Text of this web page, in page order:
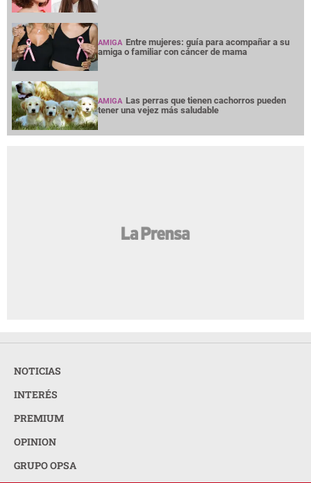
AMIGA Entre mujeres: guía para acompañar a su
amiga o familiar con cáncer de mama
AMIGA Las perras que tienen cachorros pueden
tener una vejez más saludable
NOTICIAS
INTERÉS
PREMIUM
OPINION
GRUPO OPSA